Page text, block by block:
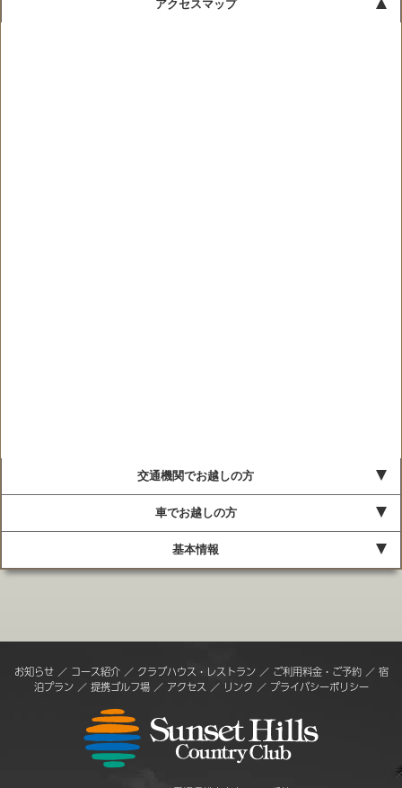
アクセスマップ
交通機関でお越しの方
車でお越しの方
基本情報
お知らせ／ コース紹介／ クラブハウス・レストラン／ ご利用料金・ご予約／ 宿
泊プラン／ 提携ゴルフ場／ アクセス ／ リンク ／ プライバシーポリシー